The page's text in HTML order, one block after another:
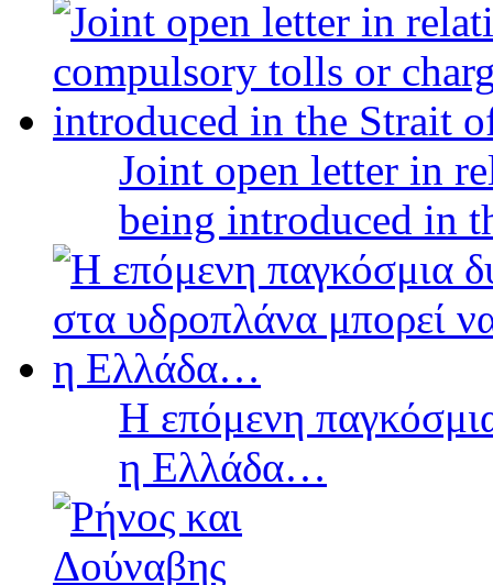
Joint open letter in
being introduced in
Η επόμενη
η Ελλάδα…